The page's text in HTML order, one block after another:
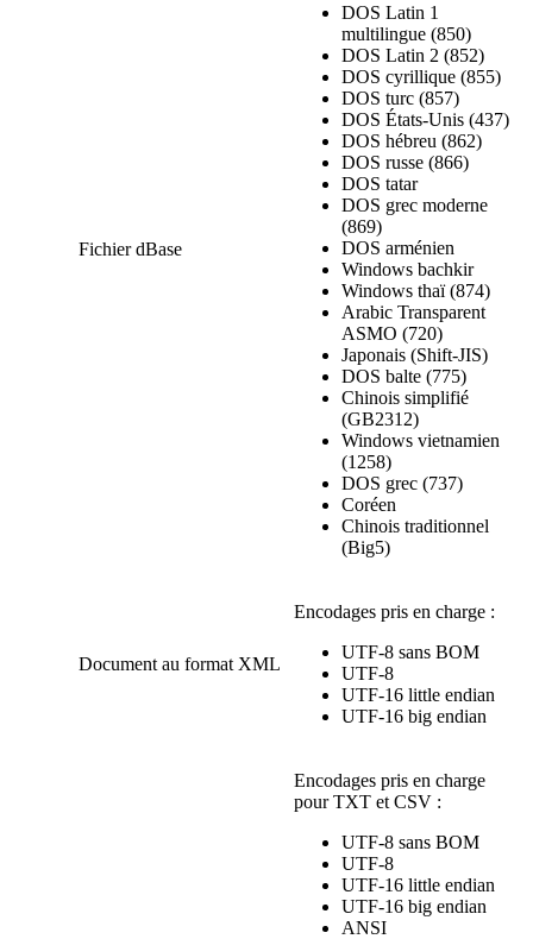
Fichier dBase
DOS Latin 1
multilingue (850)
DOS Latin 2 (852)
DOS cyrillique (855)
DOS turc (857)
DOS États-Unis (437)
DOS hébreu (862)
DOS russe (866)
DOS tatar
DOS grec moderne
(869)
DOS arménien
Windows bachkir
Windows thaï (874)
Arabic Transparent
ASMO (720)
Japonais (Shift-JIS)
DOS balte (775)
Chinois simplifié
(GB2312)
Windows vietnamien
(1258)
DOS grec (737)
Coréen
Chinois traditionnel
(Big5)
Document au format XML
Encodages pris en charge :
UTF-8 sans BOM
UTF-8
UTF-16 little endian
UTF-16 big endian
Encodages pris en charge
pour TXT et CSV :
UTF-8 sans BOM
UTF-8
UTF-16 little endian
UTF-16 big endian
ANSI